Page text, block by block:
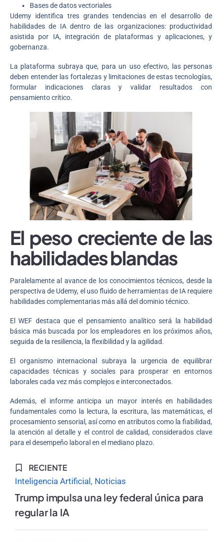
Bases de datos vectoriales
Udemy identifica tres grandes tendencias en el desarrollo de
habilidades de IA dentro de las organizaciones: productividad
asistida por IA, integración de plataformas y aplicaciones, y
gobernanza.
La plataforma subraya que, para un uso efectivo, las personas
deben entender las fortalezas y limitaciones de estas tecnologías,
formular indicaciones claras y validar resultados con
pensamiento crítico.
El peso creciente de las
habilidades blandas
Paralelamente al avance de los conocimientos técnicos, desde la
perspectiva de Udemy, el uso fluido de herramientas de IA requiere
habilidades complementarias más allá del dominio técnico.
El WEF destaca que el pensamiento analítico será la habilidad
básica más buscada por los empleadores en los próximos años,
seguida de la resiliencia, la flexibilidad y la agilidad.
El organismo internacional subraya la urgencia de equilibrar
capacidades técnicas y sociales para prosperar en entornos
laborales cada vez más complejos e interconectados.
Además, el informe anticipa un mayor interés en habilidades
fundamentales como la lectura, la escritura, las matemáticas, el
procesamiento sensorial, así como en atributos como la fiabilidad,
la atención al detalle y el control de calidad, considerados clave
para el desempeño laboral en el mediano plazo.
RECIENTE
Inteligencia Artificial Noticias
Trump impulsa una ley federal única para
regular la IA